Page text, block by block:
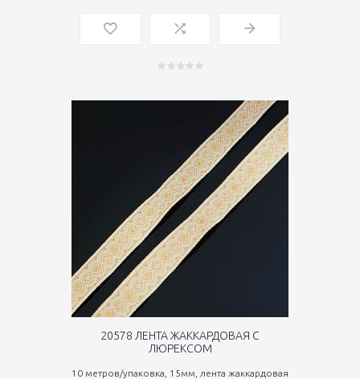
20578 ЛЕНТА ЖАККАРДОВАЯ С
ЛЮРЕКСОМ
10 метров/упаковка, 15мм, лента жаккардовая